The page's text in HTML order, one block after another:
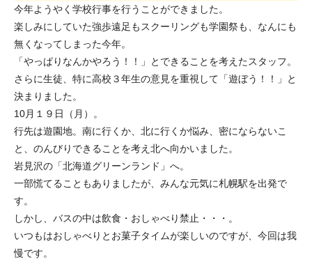
今年ようやく学校行事を行うことができました。
楽しみにしていた強歩遠足もスクーリングも学園祭も、なんにも
無くなってしまった今年。
「やっぱりなんかやろう！！」とできることを考えたスタッフ。
さらに生徒、特に高校３年生の意見を重視して「遊ぼう！！」と
決まりました。
10月１９日（月）。
行先は遊園地。南に行くか、北に行くか悩み、密にならないこ
と、のんびりできることを考え北へ向かいました。
岩見沢の「北海道グリーンランド」へ。
一部慌てることもありましたが、みんな元気に札幌駅を出発で
す。
しかし、バスの中は飲食・おしゃべり禁止・・・。
いつもはおしゃべりとお菓子タイムが楽しいのですが、今回は我
慢です。